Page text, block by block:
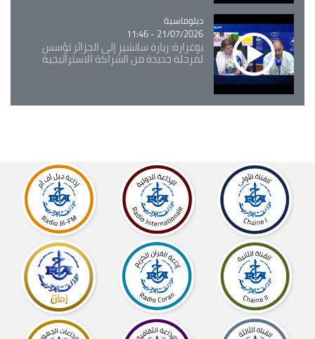
Catégorie
دبلوماسية
21/07/2026 - 11:46
بوغرارة: زيارة سانشيز إلى الجزائر تؤسس
لمرحلة جديدة من الشراكة الاستراتيجية